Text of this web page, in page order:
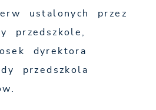
ustalonych przez
przedszkole,
dyrektora
przedszkola